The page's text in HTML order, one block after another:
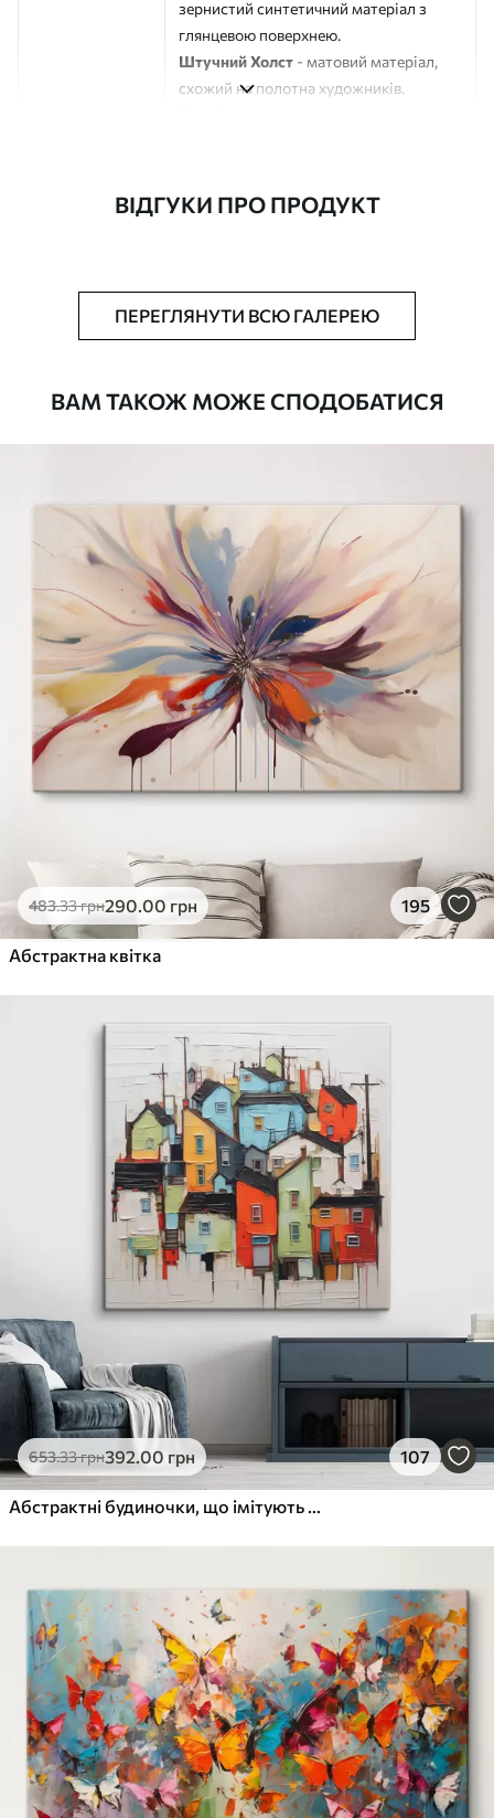
зернистий синтетичний матеріал з
глянцевою поверхнею.
Штучний Холст - матовий матеріал,
схожий на полотна художників.
Додатково Можна додати лакове покриття.
Від392.00грн
✓Стійкість до вицвітання
✓ Безпечне чорнило без запаху
Поверхня з текстурою полотна
✗Екологічний матеріал
Преміум
Від490.00 грн
✓Яскраві, насичені кольори
✓ Стійкість до вицвітання
✓ Безпечне чорнило без запаху
✓Поверхня з текстурою полотна
Еко-Преміум
.00грн
✓Яскраві, насичені кольори
Поверхня з текстурою полотна
Екологічний матеріал
ВІДГУКИ ПРО ПРОДУКТ
ПЕРЕГЛЯНУТИ ВСЮ ГАЛЕРЕЮ
ВАМ ТАКОЖ МОЖЕ СПОДОБАТИСЯ
483.33грн290.00 грн 195
Абстрактна квітка
653.33грн392.00 грн 107
Абстрактні будиночки, що імітують мазок пензля